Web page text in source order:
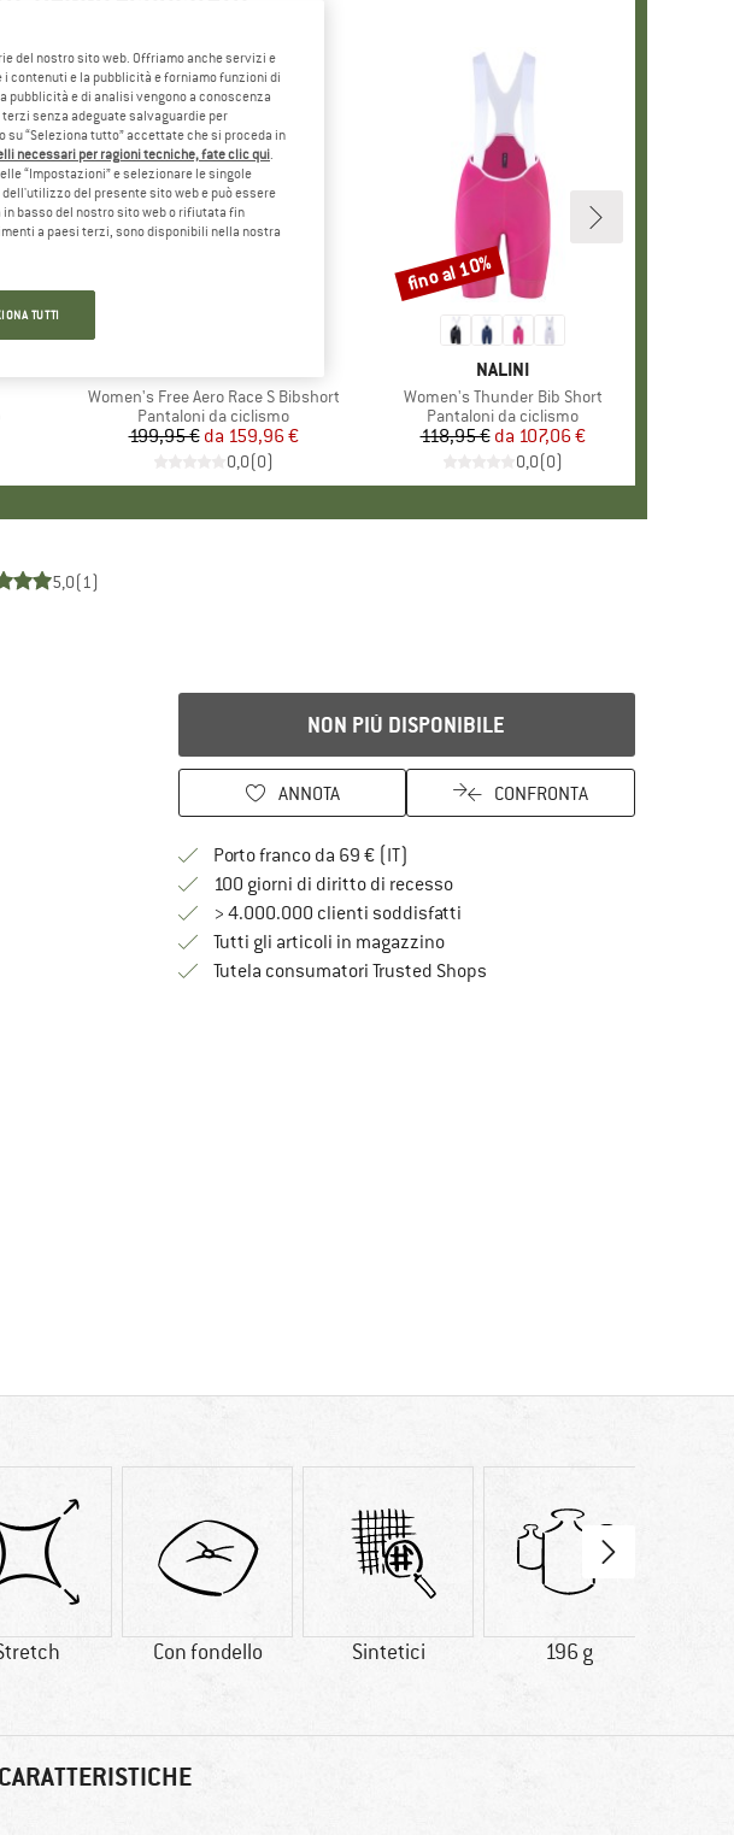
Articolo
Women's Free Aero Race S Bibshort
Gruppo di prodotti
Pantaloni da ciclismo
Prezzo
199,95 € Prezzo ridotto
da 159,96 €
0,0(0)
MARCHIO
NALINI
Articolo
Women's Thunder Bib Short
Gruppo di prodotti
Pantaloni da ciclismo
Prezzo
118,95 € Prezzo ridotto
da 107,06 €
0,0(0)
Sconto
fino al 10%
5,0(1)
NON PIÙ DISPONIBILE
ANNOTA CONFRONTA
Porto franco da 69 € (IT)
100 giorni di diritto di recessoVai alla politica di recesso qui Si
> 4.000.000 clienti soddisfatti
Tutti gli articoli in magazzino
Tutela consumatori Trusted ShopsTrovi tutte le informazioni qui!
Con fondello Sintetici 196 g
del nostro sito web. Offriamo anche servizi e
e la pubblicità e forniamo funzioni di
pubblicità e di analisi vengono a conoscenza
senza adeguate salvaguardie per
“Seleziona tutto” accettate che si proceda in
necessari per ragioni tecniche, fate clic qui.
“Impostazioni” e selezionare le singole
del presente sito web e può essere
basso del nostro sito web o rifiutata fin
a paesi terzi, sono disponibili nella nostra
TUTTI